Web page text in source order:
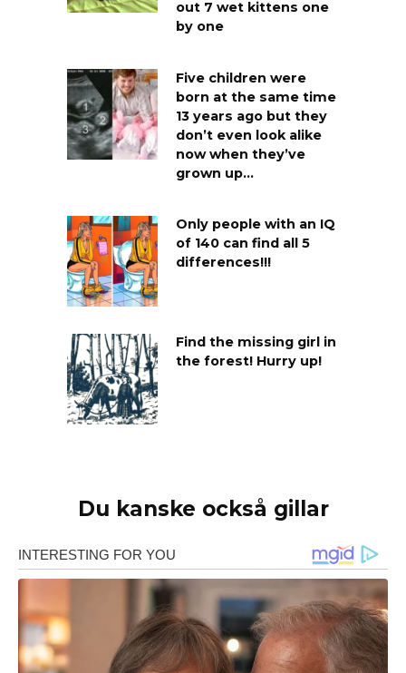
out 7 wet kittens one
by one
Five children were
born at the same time
13 years ago but they
don’t even look alike
now when they’ve
grown up…
Only people with an IQ
of 140 can find all 5
differences!!!
Find the missing girl in
the forest! Hurry up!
Du kanske också gillar